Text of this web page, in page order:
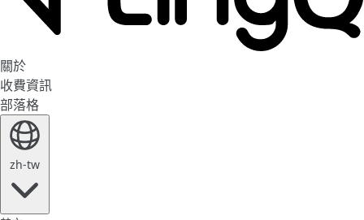
關於
收費資訊
部落格
zh-tw